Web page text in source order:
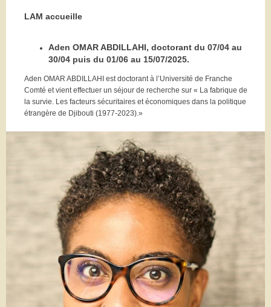
LAM accueille
Aden OMAR ABDILLAHI, doctorant du 07/04 au
30/04 puis du 01/06 au 15/07/2025.
Aden OMAR ABDILLAHI est doctorant à l’Université de Franche
Comté et vient effectuer un séjour de recherche sur « La fabrique de
la survie. Les facteurs sécuritaires et économiques dans la politique
étrangère de Djibouti (1977-2023).»